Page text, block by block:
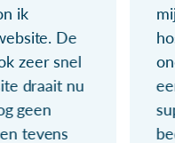
ik
De
zeer snel
draait nu
geen
tevens